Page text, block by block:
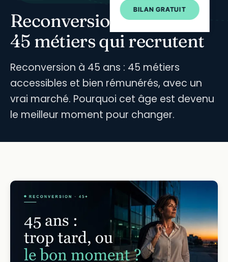
BILAN GRATUIT
Reconversion à 45 ans :
45 métiers qui recrutent
Reconversion à 45 ans : 45 métiers
accessibles et bien rémunérés, avec un
vrai marché. Pourquoi cet âge est devenu
le meilleur moment pour changer.